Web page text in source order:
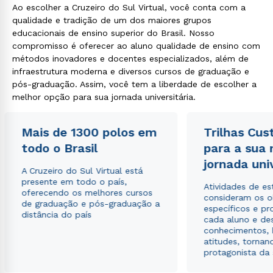
Ao escolher a Cruzeiro do Sul Virtual, você conta com a
qualidade e tradição de um dos maiores grupos
educacionais de ensino superior do Brasil. Nosso
compromisso é oferecer ao aluno qualidade de ensino com
métodos inovadores e docentes especializados, além de
infraestrutura moderna e diversos cursos de graduação e
pós-graduação. Assim, você tem a liberdade de escolher a
melhor opção para sua jornada universitária.
Mais de 1300 polos em
todo o Brasil
A Cruzeiro do Sul Virtual está
presente em todo o país,
oferecendo os melhores cursos
de graduação e pós-graduação a
distância do país
Trilhas
para a sua
jornada
Atividades de
consideram os
específicos e
cada aluno e
conhecimentos,
atitudes,
protagonista da
Rápido e fácil
WhatsApp
Estou de acordo com a Política de Privacidade.e
autorizo que meus dados sejam utilizados para o